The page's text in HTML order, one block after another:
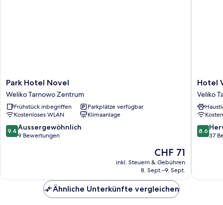
Park
Hotel
Novel
Weliko
Tarnowo
Zentrum
Park Hotel Novel
Weliko Tarnowo Zentrum
Frühstück inbegriffen
Parkplätze verfügbar
Kostenloses WLAN
Klimaanlage
9.4
von
9.4 Aussergewöhnlich
9 Bewertungen
Der
Preis
beträgt
CHF 71
inkl. Steuern & Gebühren
8. Sept.–9. Sept.
Hotel
Varusha
Veliko
Tarnovo
Hotel
Veliko
8.6
von
8.6
37
Ähnliche Unterkünfte vergleichen